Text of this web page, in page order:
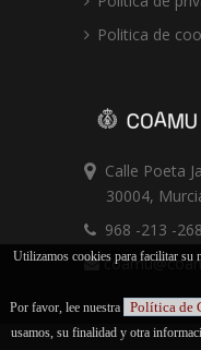
Utilizamos cookies para facilitar su
Por favor, lee nuestra
Política de
usamos, su finalidad y otra
Politica de
Calle Poeta
30004,
968 -213 -268